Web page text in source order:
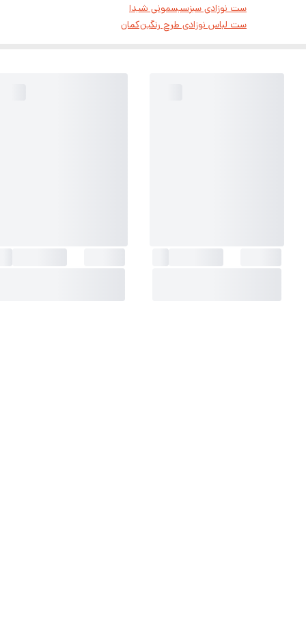
ست نوزادی سبزسیسمونی شیدا
ست لباس نوزادی طرح رنگین‌کمان